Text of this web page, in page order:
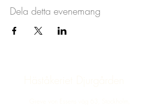
Dela detta evenemang